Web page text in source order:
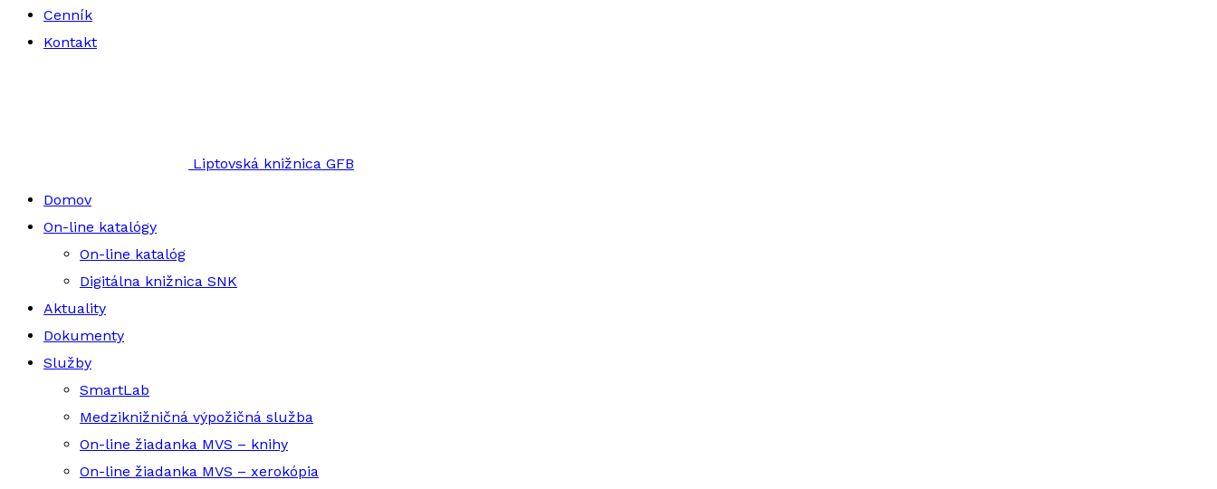
Cenník
Kontakt
Liptovská knižnica GFB
Domov
On-line katalógy
On-line katalóg
Digitálna knižnica SNK
Aktuality
Dokumenty
Služby
SmartLab
Medziknižničná výpožičná služba
On-line žiadanka MVS – knihy
On-line žiadanka MVS – xerokópia